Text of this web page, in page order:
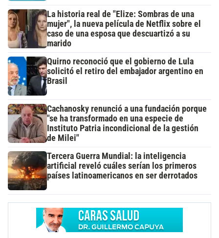
La historia real de "Elize: Sombras de una
mujer", la nueva película de Netflix sobre el
caso de una esposa que descuartizó a su
marido
Quirno reconoció que el gobierno de Lula
solicitó el retiro del embajador argentino en
Brasil
Cachanosky renunció a una fundación porque
"se ha transformado en una especie de
Instituto Patria incondicional de la gestión
de Milei"
Tercera Guerra Mundial: la inteligencia
artificial reveló cuáles serían los primeros
países latinoamericanos en ser derrotados